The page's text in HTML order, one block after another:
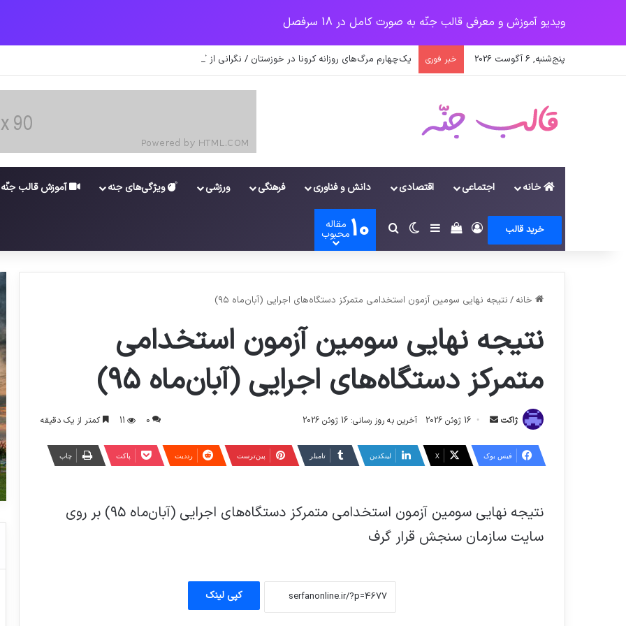
ویدیو آموزش و معرفی قالب جنّه به صورت کامل در 18 سرفصل
پنج‌شنبه, 6 آگوست 2026 خبر فوری یک‌چهارم مرگ‌های روزانه کرونا در خوزستان / نگرانی از گسترش ویروس انگلیسی در تهران
خانه اجتماعی اقتصادی دانش و فناوری فرهنگی ورزشی ویژگی‌های جنه آموزش قالب جنّه
خرید قالب وروددیدن سبد خرید
سایدبارتغییر پوسته
جستجو برای
10 مقاله
محبوب
خانه / نتیجه نهایی سومین آزمون استخدامی متمرکز دستگاه‌های اجرایی (آبان‌ماه ۹۵)
نتیجه نهایی سومین آزمون استخدامی
متمرکز دستگاه‌های اجرایی (آبان‌ماه ۹۵)
ژاکت
ارسال 16 ژوئن 2026 آخرین به روز رسانی: 16 ژوئن 2026 0
11 کمتر از یک دقیقه
فیس بوک X لینکدین ‫تامبلر ‫پین‌ترست ‫رددیت پاکت چاپ
نتیجه نهایی سومین آزمون استخدامی متمرکز دستگاه‌های اجرایی (آبان‌ماه ۹۵) بر روی
سایت سازمان سنجش قرار گرف
کپی لینکاستقلال تفاوت زیادی دارد